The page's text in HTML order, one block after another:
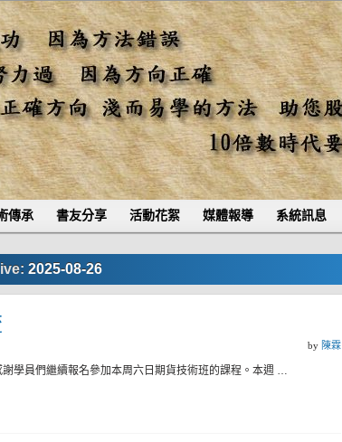
傳承 書友分享 活動花絮 媒體報導 系統訊息
2025-08-26
by 陳霖
學員們繼續報名參加本周六日期貨技術班的課程。本週 …